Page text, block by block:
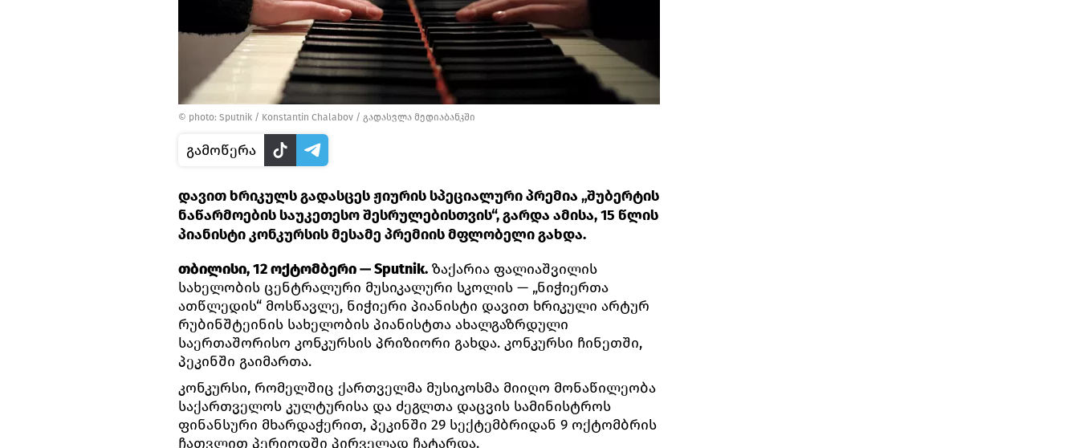
© photo: Sputnik / Konstantin Chalabov / გადასვლა მედიაბანკში
გამოწერა
დავით ხრიკულს გადასცეს ჟიურის სპეციალური პრემია „შუბერტის
ნაწარმოების საუკეთესო შესრულებისთვის“, გარდა ამისა, 15 წლის
პიანისტი კონკურსის მესამე პრემიის მფლობელი გახდა.
თბილისი, 12 ოქტომბერი — Sputnik. ზაქარია ფალიაშვილის
სახელობის ცენტრალური მუსიკალური სკოლის — „ნიჭიერთა
ათწლედის“ მოსწავლე, ნიჭიერი პიანისტი დავით ხრიკული არტურ
რუბინშტეინის სახელობის პიანისტთა ახალგაზრდული
საერთაშორისო კონკურსის პრიზიორი გახდა. კონკურსი ჩინეთში,
პეკინში გაიმართა.
კონკურსი, რომელშიც ქართველმა მუსიკოსმა მიიღო მონაწილეობა
საქართველოს კულტურისა და ძეგლთა დაცვის სამინისტროს
ფინანსური მხარდაჭერით, პეკინში 29 სექტემბრიდან 9 ოქტომბრის
ჩათვლით პერიოდში პირველად ჩატარდა.